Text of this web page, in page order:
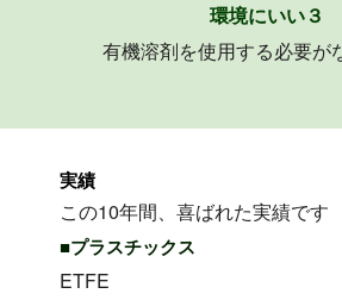
環境にいい３
有機溶剤を使用する必要が
実績
この10年間、喜ばれた実績です
■プラスチックス
ETFE